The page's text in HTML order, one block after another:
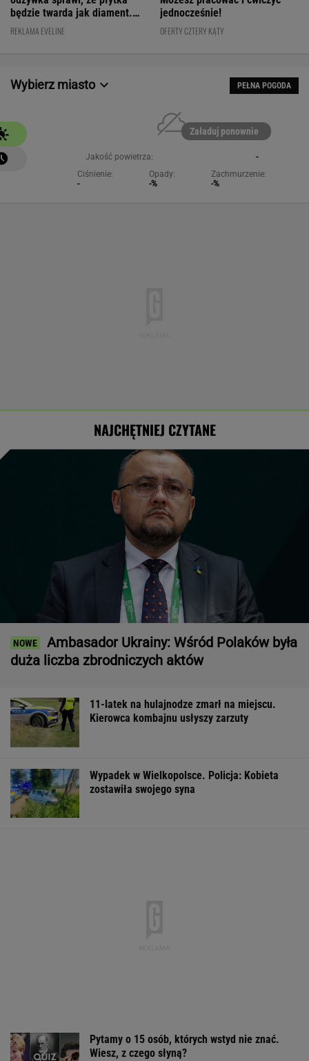
będzie twarda jak diament.
Cena? WOW!
REKLAMA EVELINE
jednocześnie!
OFERTY CZTERY KĄTY
Wybierz miasto PEŁNA POGODA
Załaduj ponownie
Jakość powietrza:
-
Ciśnienie:
-
Opady:
-%
Zachmurzenie:
-%
NAJCHĘTNIEJ CZYTANE
Ambasador Ukrainy: Wśród Polaków była
duża liczba zbrodniczych aktów
11-latek na hulajnodze zmarł na miejscu.
Kierowca kombajnu usłyszy zarzuty
Wypadek w Wielkopolsce. Policja: Kobieta
zostawiła swojego syna
Pytamy o 15 osób, których wstyd nie znać.
Wiesz, z czego słyną?